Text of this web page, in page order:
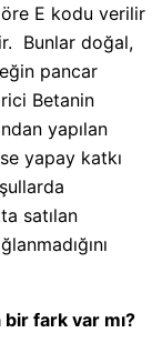
E kodu verilir
Bunlar doğal,
pancar
Betanin
yapılan
yapay katkı
satılan
fark var mı?